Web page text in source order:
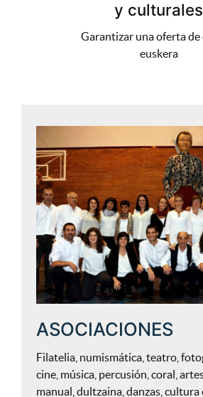
y culturales
Garantizar una oferta de
euskera
ASOCIACIONES
Filatelia, numismática, teatro,
cine, música, percusión, coral,
manual, dultzaina, danzas, cultura